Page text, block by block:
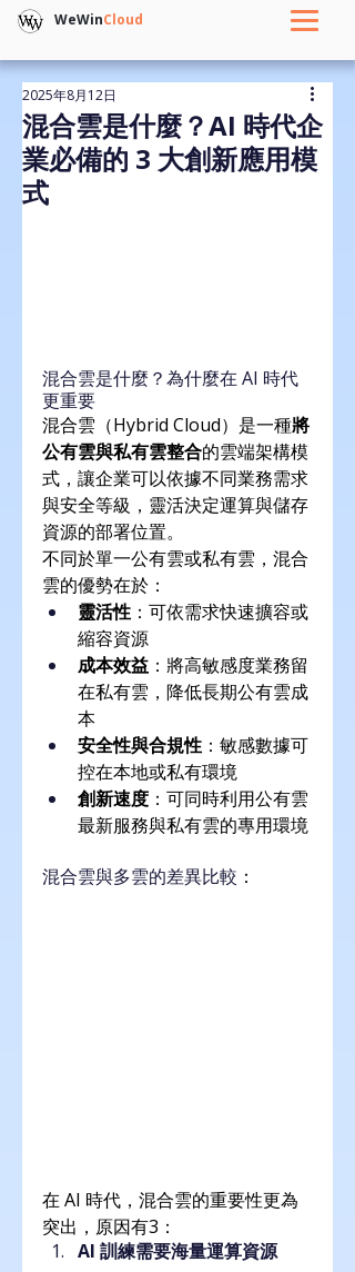
WeWinCloud
混合雲是什麼？AI 時代企
業必備的 3 大創新應用模
式
2025年8月12日
混合雲是什麼？為什麼在 AI 時代
更重要
混合雲（Hybrid Cloud）是一種將
公有雲與私有雲整合的雲端架構模
式，讓企業可以依據不同業務需求
與安全等級，靈活決定運算與儲存
資源的部署位置。
不同於單一公有雲或私有雲，混合
雲的優勢在於：
靈活性 ：可依需求快速擴容或
縮容資源
成本效益 ：將高敏感度業務留
在私有雲，降低長期公有雲成
本
安全性與合規性 ：敏感數據可
控在本地或私有環境
創新速度 ：可同時利用公有雲
最新服務與私有雲的專用環境
混合雲與多雲的差異比較 ：
在 AI 時代，混合雲的重要性更為
突出，原因有3：
AI 訓練需要海量運算資源